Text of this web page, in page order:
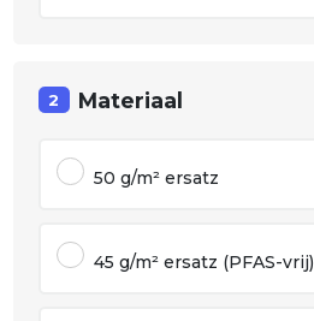
2 Materiaal
50 g/m² ersatz
45 g/m² ersatz (PFAS-vrij)